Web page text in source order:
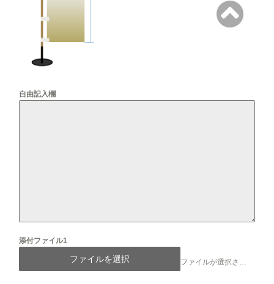
自由記入欄
添付ファイル1
ファイルを選択